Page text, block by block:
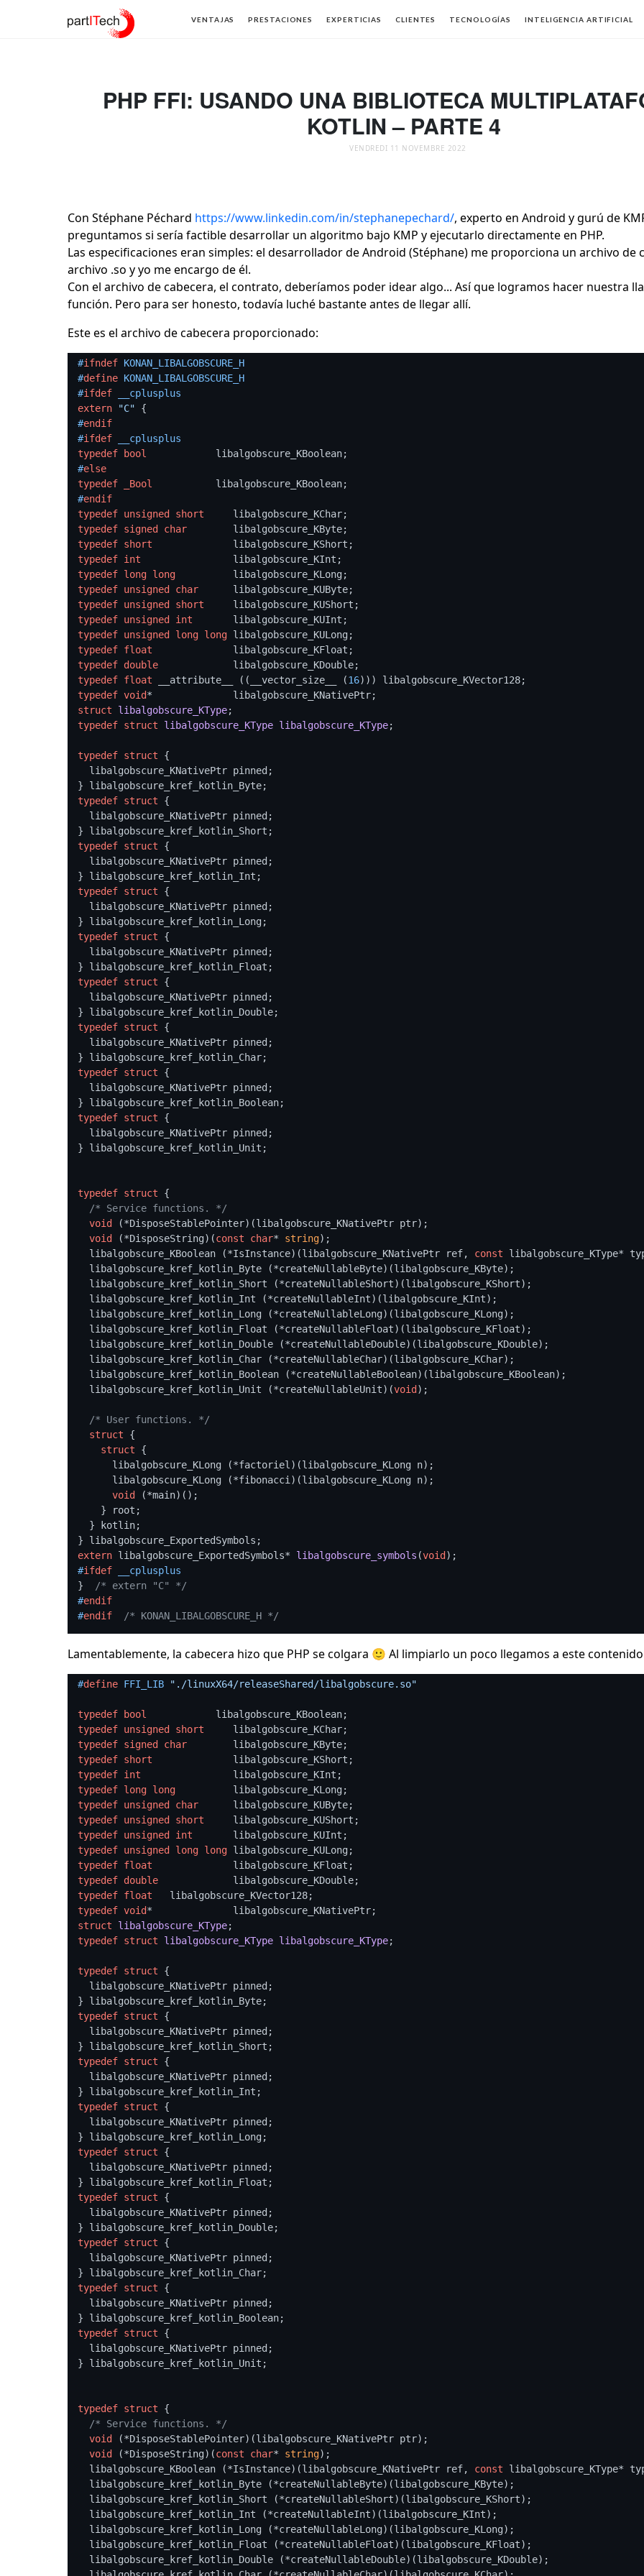
partITech
VENTAJAS PRESTACIONES EXPERTICIAS CLIENTES TECNOLOGÍAS INTELIGENCIA ARTIFICIAL
PHP FFI: USANDO UNA BIBLIOTECA
KOTLIN – PARTE 4
VENDREDI 11 NOVEMBRE 2022
Con Stéphane Péchard https://www.linkedin.com/in/stephanepechard/, experto en Android y gurú de
preguntamos si sería factible desarrollar un algoritmo bajo KMP y ejecutarlo directamente en PHP.
Las especificaciones eran simples: el desarrollador de Android (Stéphane) me proporciona un archivo de
archivo .so y yo me encargo de él.
Con el archivo de cabecera, el contrato, deberíamos poder idear algo... Así que logramos hacer nuestra
función. Pero para ser honesto, todavía luché bastante antes de llegar allí.
Este es el archivo de cabecera proporcionado:
#ifndef KONAN_LIBALGOBSCURE_H
#define KONAN_LIBALGOBSCURE_H
#ifdef __cplusplus
extern
"C"
#endif
#ifdef __cplusplus
typedef
bool
#else
typedef
_Bool
#endif
typedef unsigned short
typedef signed char
typedef short
typedef int
typedef long long
typedef unsigned char
typedef unsigned short
typedef unsigned int
typedef unsigned long long
typedef float
typedef double
typedef float __attribute__ ((__vector_size__ (16
typedef void
struct
libalgobscure_KType;
typedef struct libalgobscure_KType libalgobscure_KType;
typedef struct {
typedef struct {
typedef struct {
typedef struct {
typedef struct {
typedef struct {
typedef struct {
typedef struct {
typedef struct {
} libalgobscure_kref_kotlin_Unit;
typedef struct {
/* Service functions. */
void
(*DisposeStablePointer)(libalgobscure_KNativePtr ptr);
void
(*DisposeString)(const char* string);
  libalgobscure_KBoolean (*IsInstance)(libalgobscure_KNativePtr ref,
const libalgobscure_KType*
  libalgobscure_kref_kotlin_Unit (*createNullableUnit)(
void );
/* User functions. */
struct {
struct {
void
(*main)();
extern libalgobscure_ExportedSymbols* libalgobscure_symbols (void )
#ifdef __cplusplus
}
/* extern "C" */
#endif
#endif /* KONAN_LIBALGOBSCURE_H */
Lamentablemente, la cabecera hizo que PHP se colgara 🙂 Al limpiarlo un poco llegamos a este
#define FFI_LIB "./linuxX64/releaseShared/libalgobscure.so"
typedef bool
typedef unsigned short
typedef signed char
typedef short
typedef int
typedef long long
typedef unsigned char
typedef unsigned short
typedef unsigned int
typedef unsigned long long
typedef float
typedef double
typedef float
typedef void
struct
libalgobscure_KType;
typedef struct libalgobscure_KType libalgobscure_KType;
typedef struct {
typedef struct {
typedef struct {
typedef struct {
typedef struct {
typedef struct {
typedef struct {
typedef struct {
typedef struct {
} libalgobscure_kref_kotlin_Unit;
typedef struct {
/* Service functions. */
void
(*DisposeStablePointer)(libalgobscure_KNativePtr ptr);
void
(*DisposeString)(const char* string);
  libalgobscure_KBoolean (*IsInstance)(libalgobscure_KNativePtr ref,
const libalgobscure_KType*